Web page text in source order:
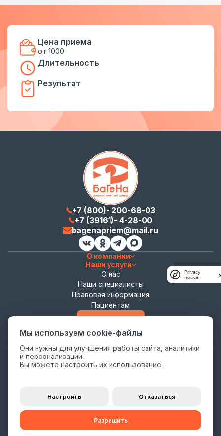
Цена приема
от 1000
Длительность
Результат
+7 (800)- 200-68-03
+7 (39161)- 4-28-00
bagenapriem@mail.ru
О компании
Наши услуги
О нас
Наши специалисты
Правовая информация
Пациентам
Политика конфиденциальности
Окончательная стоимость услуг определяется Прейскурантом,
являющимся частьюПубличной оферты.
Имеются противопоказания, необходима консультация специалиста
© 2026 ООО “БаГеНа”. Все права защищены
Мы используем cookie-файлы
Они нужны для улучшения работы сайта, аналитики
и персонализации.
Вы можете настроить их использование.
Настроить Отказаться
Разрешить
Privacy
notice